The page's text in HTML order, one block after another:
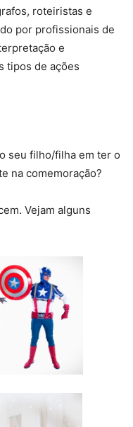
roteiristas e
por profissionais de
e
tipos de ações
seu filho/filha em ter o
na comemoração?
Vejam alguns